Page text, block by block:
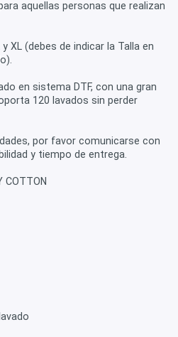
aquellas personas que realizan
XL (debes de indicar la Talla en
en sistema DTF, con una gran
120 lavados sin perder
por favor comunicarse con
y tiempo de entrega.
COTTON